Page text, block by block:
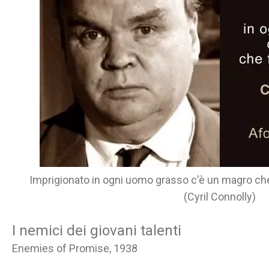
Imprigionato in ogni uomo grasso c'è un magro
(Cyril Connolly)
I nemici dei giovani talenti
Enemies of Promise, 1938